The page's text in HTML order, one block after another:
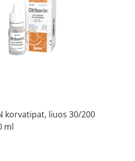
korvatipat, liuos 30/200
ml